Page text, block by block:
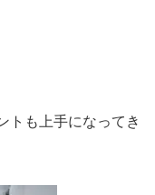
トも上手になってき